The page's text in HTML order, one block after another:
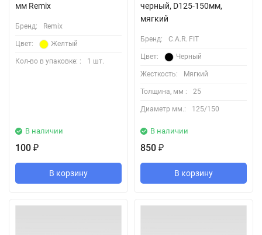
мм Remix
Бренд: Remix
Цвет: Желтый
Кол-во в упаковке: : 1 шт.
В наличии
100 ₽
В корзину
черный, D125-150мм,
мягкий
Бренд: C.A.R. FIT
Цвет: Черный
Жесткость: Мягкий
Толщина, мм : 25
Диаметр мм.: 125/150
В наличии
850 ₽
В корзину